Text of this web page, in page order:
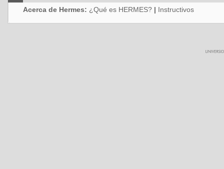
Acerca de Hermes: ¿Qué es HERMES? | Instructivos